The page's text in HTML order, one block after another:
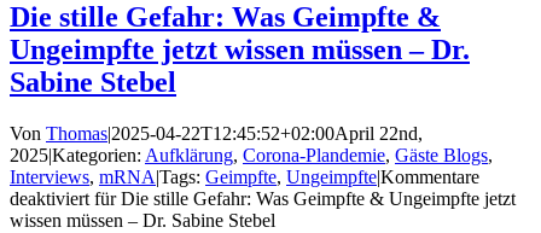
Die stille Gefahr: Was Geimpfte &
Ungeimpfte jetzt wissen müssen – Dr.
Sabine Stebel
Von Thomas|2025-04-22T12:45:52+02:00April 22nd,
2025|Kategorien: Aufklärung, Corona-Plandemie, Gäste Blogs,
Interviews, mRNA|Tags: Geimpfte, Ungeimpfte|Kommentare
deaktiviert für Die stille Gefahr: Was Geimpfte & Ungeimpfte jetzt
wissen müssen – Dr. Sabine Stebel